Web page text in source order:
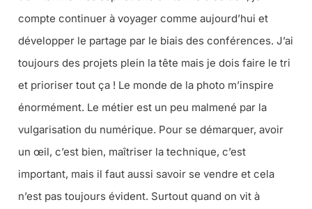
compte continuer à voyager comme aujourd’hui et
développer le partage par le biais des conférences. J’ai
toujours des projets plein la tête mais je dois faire le tri
et prioriser tout ça ! Le monde de la photo m’inspire
énormément. Le métier est un peu malmené par la
vulgarisation du numérique. Pour se démarquer, avoir
un œil, c’est bien, maîtriser la technique, c’est
important, mais il faut aussi savoir se vendre et cela
n’est pas toujours évident. Surtout quand on vit à